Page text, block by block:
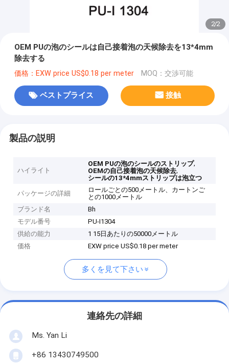
2/2
OEM PUの泡のシールは自己接着泡の天候除去を13*4mm
除去する
価格：EXW price US$0.18 per meter MOQ：交渉可能
ベストプライス 接触
製品の説明
ハイライト
OEM PUの泡のシールのストリップ,
OEMの自己接着泡の天候除去,
シールの13*4mmストリップは泡立つ
パッケージの詳細
ロールごとの500メートル、カートンご
との1000メートル
ブランド名
Bh
モデル番号
PU-I1304
供給の能力
1 15日あたりの50000メートル
価格
EXW price US$0.18 per meter
多くを見て下さい
連絡先の詳細
Ms. Yan Li
+86 13430749500